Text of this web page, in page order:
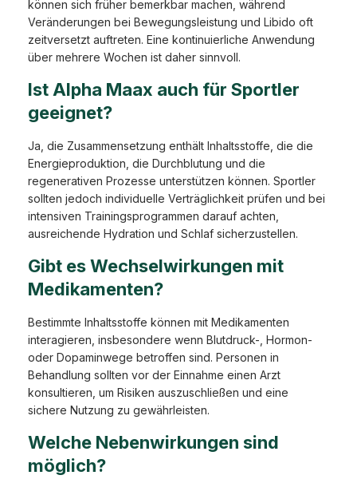
können sich früher bemerkbar machen, während
Veränderungen bei Bewegungsleistung und Libido oft
zeitversetzt auftreten. Eine kontinuierliche Anwendung
über mehrere Wochen ist daher sinnvoll.
Ist Alpha Maax auch für Sportler
geeignet?
Ja, die Zusammensetzung enthält Inhaltsstoffe, die die
Energieproduktion, die Durchblutung und die
regenerativen Prozesse unterstützen können. Sportler
sollten jedoch individuelle Verträglichkeit prüfen und bei
intensiven Trainingsprogrammen darauf achten,
ausreichende Hydration und Schlaf sicherzustellen.
Gibt es Wechselwirkungen mit
Medikamenten?
Bestimmte Inhaltsstoffe können mit Medikamenten
interagieren, insbesondere wenn Blutdruck-, Hormon-
oder Dopaminwege betroffen sind. Personen in
Behandlung sollten vor der Einnahme einen Arzt
konsultieren, um Risiken auszuschließen und eine
sichere Nutzung zu gewährleisten.
Welche Nebenwirkungen sind
möglich?